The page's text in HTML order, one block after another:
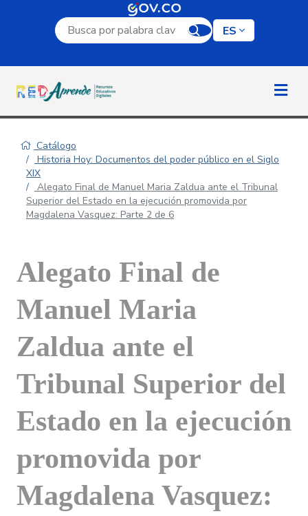
Campo de búsqueda por palabra clave
ES
Catálogo
Historia Hoy: Documentos del poder público en el Siglo
XIX
Alegato Final de Manuel Maria Zaldua ante el Tribunal
Superior del Estado en la ejecución promovida por
Magdalena Vasquez: Parte 2 de 6
Alegato Final de
Manuel Maria
Zaldua ante el
Tribunal Superior del
Estado en la ejecución
promovida por
Magdalena Vasquez: